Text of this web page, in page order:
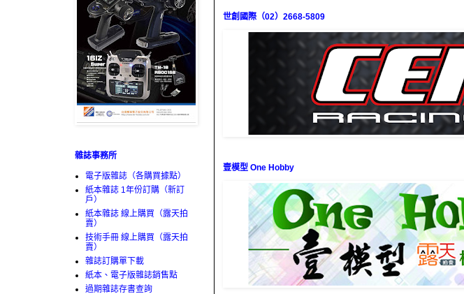
世創國際（02）2668-5809
壹模型 One Hobby
雜誌事務所
電子版雜誌（各購買據點）
紙本雜誌 1年份訂購（新訂
戶）
紙本雜誌 線上購買（露天拍
賣）
技術手冊 線上購買（露天拍
賣）
雜誌訂購單下載
紙本、電子版雜誌銷售點
過期雜誌存書查詢